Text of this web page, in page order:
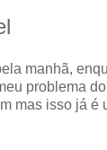
manhã,
problema
mas isso já é